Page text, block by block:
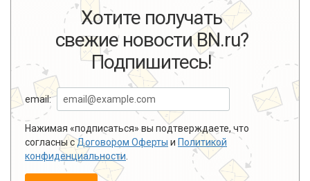
Хотите получать
свежие новости BN.ru?
Подпишитесь!
email:
Нажимая «подписаться» вы подтверждаете, что
согласны сДоговором Оферты и Политикой
конфиденциальности